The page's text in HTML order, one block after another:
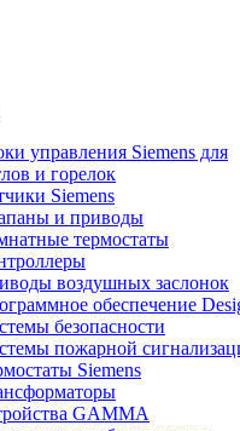
управления Siemens для
и горелок
Siemens
и приводы
термостаты
воздушных заслонок
обеспечение
безопасности
пожарной
Siemens
GAMMA